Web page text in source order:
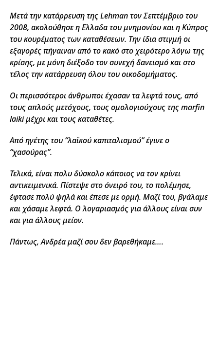
Μετά την κατάρρευση της Lehman τον Σεπτέμβριο του
2008, ακολούθησε η Ελλαδα του μνημονίου και η Κύπρος
του κουρέματος των καταθέσεων. Την ίδια στιγμή οι
εξαγορές πήγαιναν από το κακό στο χειρότερο λόγω της
κρίσης, με μόνη διέξοδο τον συνεχή δανεισμό και στο
τέλος την κατάρρευση όλου του οικοδομήματος.
Οι περισσότεροι άνθρωποι έχασαν τα λεφτά τους, από
τους απλούς μετόχους, τους ομολογιούχους της marfin
laiki μέχρι και τους καταθέτες.
Από ηγέτης του “λαϊκού καπιταλισμού” έγινε ο
“χασούρας”.
Τελικά, είναι πολυ δύσκολο κάποιος να τον κρίνει
αντικειμενικά. Πίστεψε στο όνειρό του, το πολέμησε,
έφτασε πολύ ψηλά και έπεσε με ορμή. Μαζί του, βγάλαμε
και χάσαμε λεφτά. Ο λογαριασμός για άλλους είναι συν
και για άλλους μείον.
Πάντως, Ανδρέα μαζί σου δεν βαρεθήκαμε….